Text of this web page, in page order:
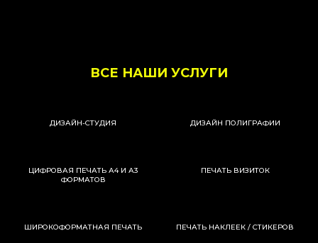
ВСЕ НАШИ УСЛУГИ
ДИЗАЙН-СТУДИЯ ДИЗАЙН ПОЛИГРАФИИ
ЦИФРОВАЯ ПЕЧАТЬ А4 И А3
ФОРМАТОВ
ПЕЧАТЬ ВИЗИТОК
ШИРОКОФОРМАТНАЯ ПЕЧАТЬ ПЕЧАТЬ НАКЛЕЕК / СТИКЕРОВ